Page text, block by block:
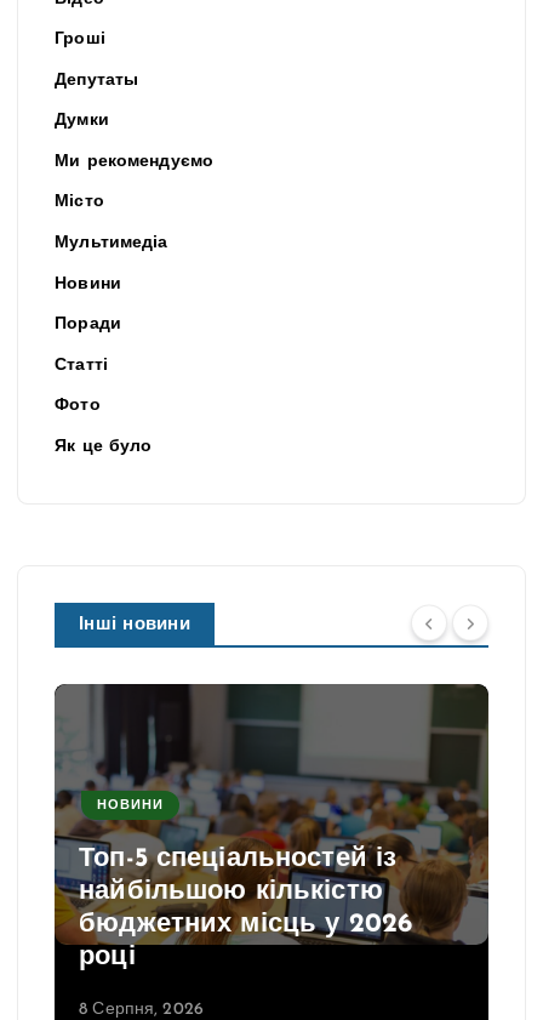
Гроші
Депутаты
Думки
Ми рекомендуємо
Місто
Мультимедіа
Новини
Поради
Статті
Фото
Як це було
Інші новини
НОВИНИ
Топ-5 спеціальностей із
найбільшою кількістю
бюджетних місць у 2026
році
8 Серпня, 2026